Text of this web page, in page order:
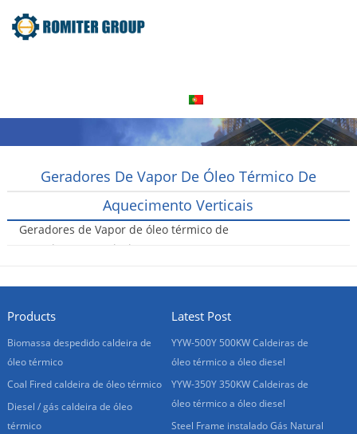
Geradores De Vapor De Óleo Térmico De
Aquecimento Verticais
Geradores de Vapor de óleo térmico de
aquecimento verticais
Products
Biomassa despedido caldeira de
óleo térmico
Coal Fired caldeira de óleo térmico
Diesel / gás caldeira de óleo
térmico
Latest Post
YYW-500Y 500KW Caldeiras de
óleo térmico a óleo diesel
YYW-350Y 350KW Caldeiras de
óleo térmico a óleo diesel
Steel Frame instalado Gás Natural